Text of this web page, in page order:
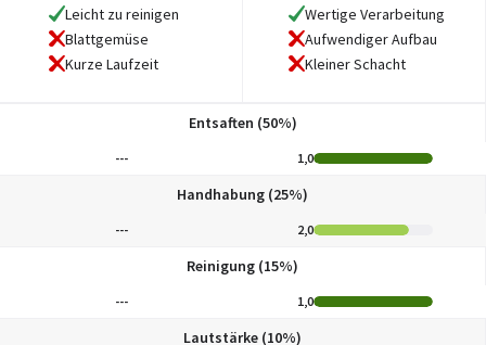
Leicht zu reinigen
Blattgemüse
Kurze Laufzeit
Wertige Verarbeitung
Aufwendiger Aufbau
Kleiner Schacht
Entsaften (50%)
--- 1,0
Handhabung (25%)
--- 2,0
Reinigung (15%)
--- 1,0
Lautstärke (10%)